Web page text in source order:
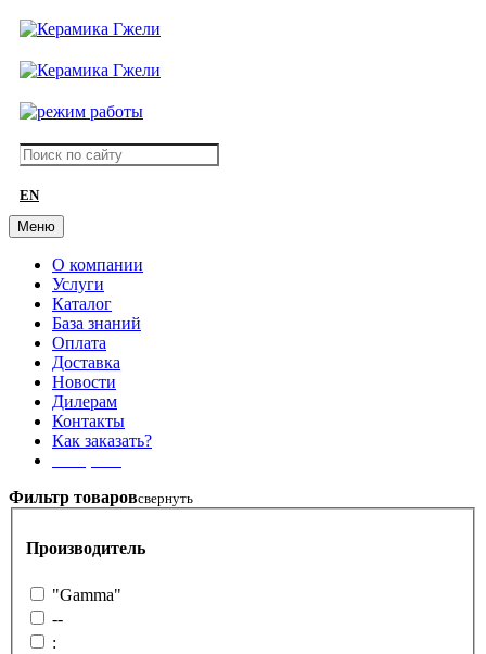
EN
Меню
О компании
Услуги
Каталог
База знаний
Оплата
Доставка
Новости
Дилерам
Контакты
Как заказать?
Фильтр товаровсвернуть
Производитель
"Gamma"
--
: